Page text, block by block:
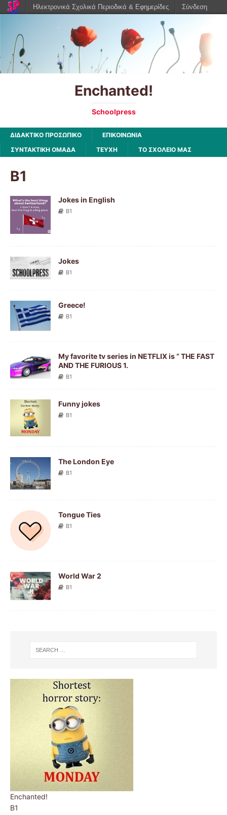
Enchanted!
Schoolpress
ΔΙΔΑΚΤΙΚΟ ΠΡΟΣΩΠΙΚΟ
ΕΠΙΚΟΙΝΩΝΙΑ
ΣΥΝΤΑΚΤΙΚΗ ΟΜΑΔΑ
ΤΕΥΧΗ ΤΟ ΣΧΟΛΕΙΟ ΜΑΣ
B1
Jokes in English
B1
Jokes
B1
Greece!
B1
My favorite tv series in NETFLIX is “ THE FAST
AND THE FURIOUS 1.
B1
Funny jokes
B1
The London Eye
B1
Tongue Ties
B1
World War 2
B1
Enchanted!
B1
Ηλεκτρονικά Σχολικά Περιοδικά & Εφημερίδες Σύνδεση